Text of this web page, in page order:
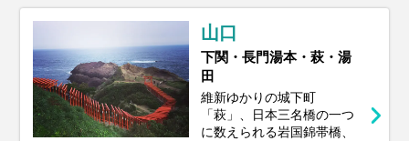
山口
下関・長門湯本・萩・湯
田
維新ゆかりの城下町
「萩」、日本三名橋の一つ
に数えられる岩国錦帯橋、